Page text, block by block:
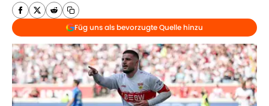
Füg uns als bevorzugte Quelle hinzu